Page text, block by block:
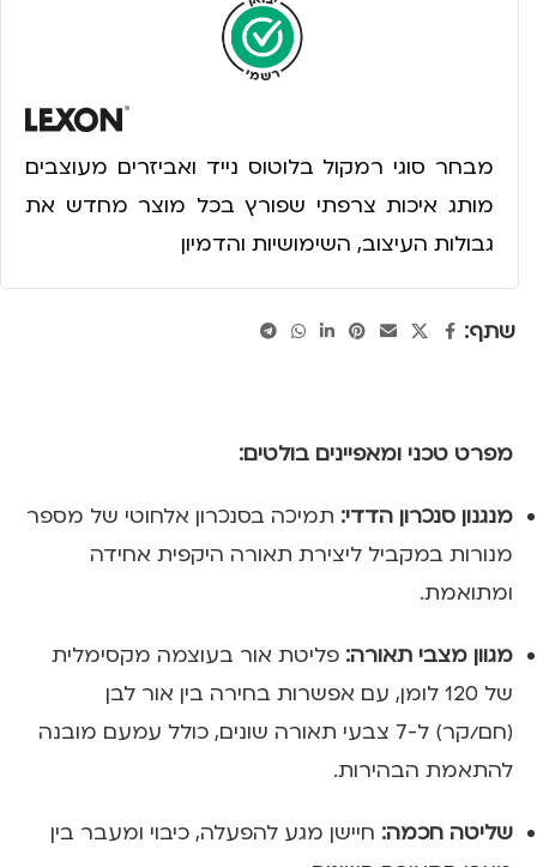
מבחר סוגי רמקול בלוטוס נייד ואביזרים מעוצבים
מותג איכות צרפתי שפורץ בכל מוצר מחדש את
גבולות העיצוב, השימושיות והדמיון
שתף:
מפרט טכני ומאפיינים בולטים:
מנגנון סנכרון הדדי: תמיכה בסנכרון אלחוטי של מספר
מנורות במקביל ליצירת תאורה היקפית אחידה
ומתואמת.
מגוון מצבי תאורה: פליטת אור בעוצמה מקסימלית
של 120 לומן, עם אפשרות בחירה בין אור לבן
(חם/קר) ל-7 צבעי תאורה שונים, כולל עמעם מובנה
להתאמת הבהירות.
שליטה חכמה: חיישן מגע להפעלה, כיבוי ומעבר בין